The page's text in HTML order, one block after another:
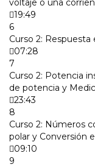
voltaje o una
19:49
6
Curso 2:
07:28
7
Curso 2: Potencia
de potencia y
23:43
8
Curso 2: Números
polar y Conversión
09:10
9